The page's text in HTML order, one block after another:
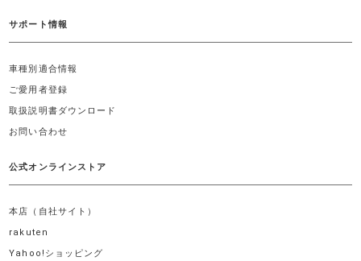
サポート情報
車種別適合情報
ご愛用者登録
取扱説明書ダウンロード
お問い合わせ
公式オンラインストア
本店（自社サイト）
rakuten
Yahoo!ショッピング